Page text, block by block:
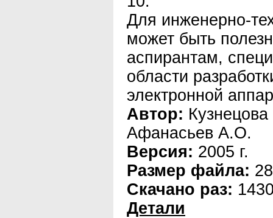
Для инженерно-
может быть
аспирантам,
области
электронной
Автор:
Афанасьев А.О.
Версия: 2005 г.
Размер файла:
Скачано раз:
Детали